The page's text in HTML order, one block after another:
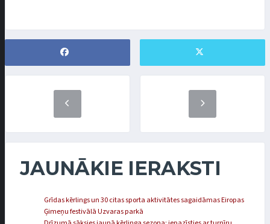
JAUNĀKIE IERAKSTI
Grīdas kērlings un 30 citas sporta aktivitātes sagaidāmas Eiropas
Ģimeņu festivālā Uzvaras parkā